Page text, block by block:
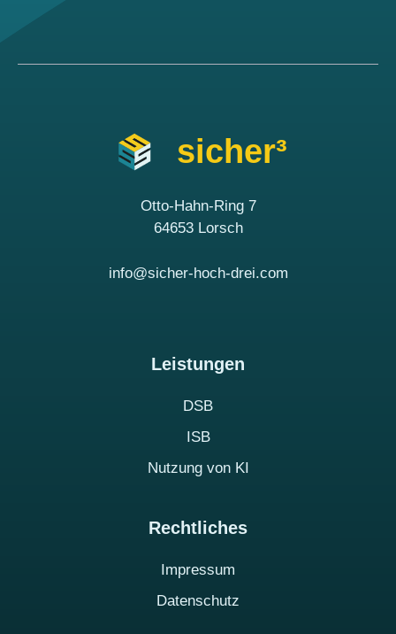
Leistungen
DSB
ISB
Nutzung von KI
Rechtliches
Impressum
Datenschutz
sicher³
Otto-Hahn-Ring 7
64653 Lorsch
info@sicher-hoch-drei.com